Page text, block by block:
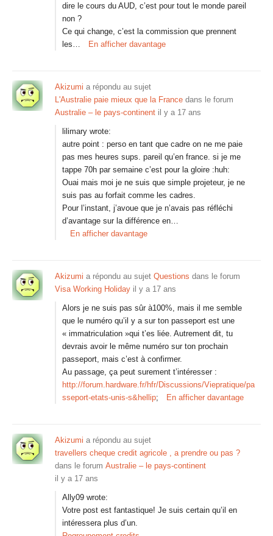
dire le cours du AUD, c’est pour tout le monde pareil
non ?
Ce qui change, c’est la commission que prennent
les…
En afficher davantage
Akizumi a répondu au sujet
L'Australie paie mieux que la France dans le forum
Australie – le pays-continent il y a 17 ans
lilimary wrote:
autre point : perso en tant que cadre on ne me paie
pas mes heures sups. pareil qu’en france. si je me
tappe 70h par semaine c’est pour la gloire :huh:
Ouai mais moi je ne suis que simple projeteur, je ne
suis pas au forfait comme les cadres.
Pour l’instant, j’avoue que je n’avais pas réfléchi
d’avantage sur la différence en…
En afficher davantage
Akizumi a répondu au sujet Questions dans le forum
Visa Working Holiday il y a 17 ans
Alors je ne suis pas sûr à100%, mais il me semble
que le numéro qu’il y a sur ton passeport est une
« immatriculation »qui t’es liée. Autrement dit, tu
devrais avoir le même numéro sur ton prochain
passeport, mais c’est à confirmer.
Au passage, ça peut surement t’intéresser :
http://forum.hardware.fr/hfr/Discussions/Viepratique/pa
sseport-etats-unis-s&hellip; En afficher davantage
Akizumi a répondu au sujet
travellers cheque credit agricole , a prendre ou pas ?
dans le forum Australie – le pays-continent
il y a 17 ans
Ally09 wrote:
Votre post est fantastique! Je suis certain qu’il en
intéressera plus d’un.